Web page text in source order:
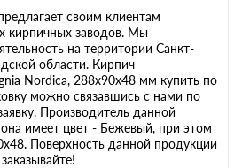
своим клиентам
кирпичных заводов. Мы
на территории Санкт-
области. Кирпич
Nordica, 288х90х48 мм купить по
можно связавшись с нами по
Производитель данной
имеет цвет - Бежевый, при этом
Поверхность данной продукции